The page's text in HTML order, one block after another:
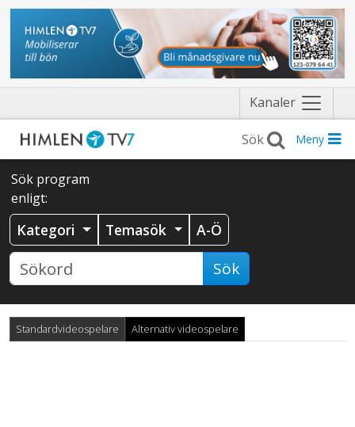
Kanaler Näytä
valikko
Meny
Sök program
enligt:
Kategori Temasök A-Ö
Sök
Standardvideospelare Alternativ videospelare